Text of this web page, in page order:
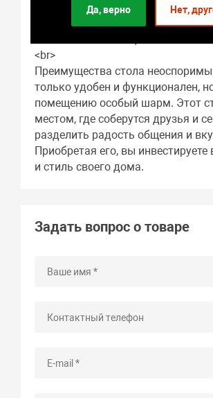
Да, верно Нет,
легкость в уходе. Лаконичная
отделка подчеркивают
<br>
Преимущества стола
только удобен и функционален,
помещению особый шарм. Этот
местом, где соберутся друзья и
разделить радость общения и
Приобретая его, вы
и стиль своего дома.
Задать вопрос о товаре